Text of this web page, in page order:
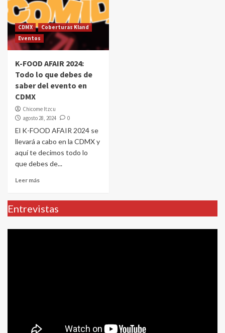
CDMX
Coberturas Kland
Eventos
K-FOOD AFAIR 2024:
Todo lo que debes de
saber del evento en
CDMX
Chicome Itzcu
agosto 28, 2024
0
El K-FOOD AFAIR 2024 se
llevará a cabo en la CDMX y
aquí te decimos todo lo
que debes de...
Leer más
Entrevistas